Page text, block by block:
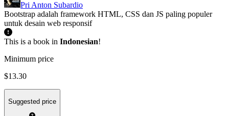
Pri Anton Subardio
Bootstrap adalah framework HTML, CSS dan JS paling populer
untuk desain web responsif
This is a book in Indonesian!
Minimum price
$13.30
Suggested price